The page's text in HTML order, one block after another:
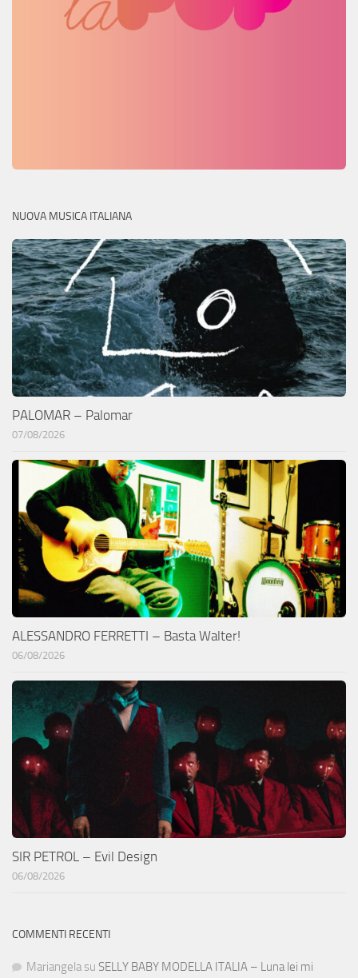
NUOVA MUSICA ITALIANA
PALOMAR – Palomar
07/08/2026
ALESSANDRO FERRETTI – Basta Walter!
06/08/2026
SIR PETROL – Evil Design
06/08/2026
COMMENTI RECENTI
Mariangela su SELLY BABY MODELLA ITALIA – Luna lei mi